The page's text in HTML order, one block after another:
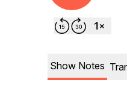
Show Notes